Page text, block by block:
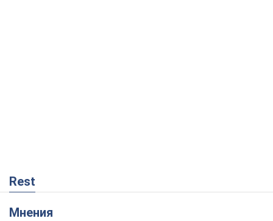
Rest
Мнения